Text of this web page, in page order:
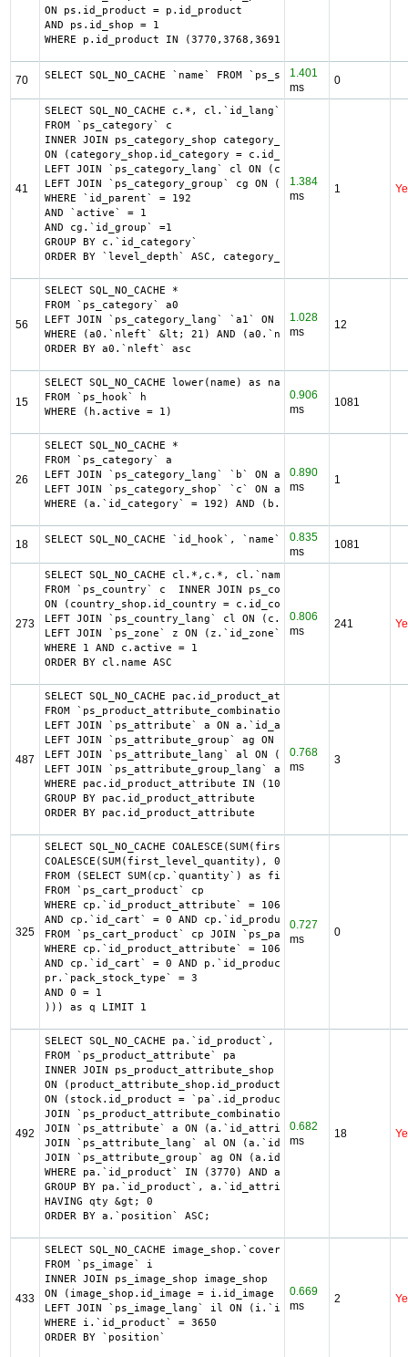
ON ps.id_product = p.id_product
AND ps.id_shop = 1
WHERE p.id_product IN
70 SELECT SQL_NO_CACHE `name` FROM `ps_supplier` WHERE
1.401
ms
0
41
SELECT SQL_NO_CACHE c.*, cl.`id_lang`,
FROM `ps_category` c
INNER JOIN ps_category_shop category_shop
ON (category_shop.id_category = c.id_category AND
LEFT JOIN `ps_category_lang` cl ON (c.`id_category` =
LEFT JOIN `ps_category_group` cg ON (cg.`id_category`
WHERE `id_parent` = 192
AND `active` = 1
AND cg.`id_group` =1
GROUP BY c.`id_category`
ORDER BY `level_depth` ASC, category_shop.`position` ASC
1.384
ms
1
56
SELECT SQL_NO_CACHE *
FROM `ps_category` a0
LEFT JOIN `ps_category_lang` `a1` ON (a0.`id_category`
WHERE (a0.`nleft` &lt; 21) AND (a0.`nright` &gt; 22)
ORDER BY a0.`nleft` asc
1.028
ms
12
15
SELECT SQL_NO_CACHE lower(name) as name
FROM `ps_hook` h
WHERE (h.active = 1)
0.906
ms
1081
26
SELECT SQL_NO_CACHE *
FROM `ps_category` a
LEFT JOIN `ps_category_lang` `b` ON a.`id_category` =
LEFT JOIN `ps_category_shop` `c` ON a.`id_category` =
WHERE (a.`id_category` = 192) AND (b.`id_shop` = 1)
0.890
ms
1
18 SELECT SQL_NO_CACHE `id_hook`, `name` FROM `ps_hook`
0.835
ms
1081
273
SELECT SQL_NO_CACHE cl.*,c.*, cl.`name` country,
FROM `ps_country` c  INNER JOIN ps_country_shop
ON (country_shop.id_country = c.id_country AND
LEFT JOIN `ps_country_lang` cl ON (c.`id_country` =
LEFT JOIN `ps_zone` z ON (z.`id_zone` = c.`id_zone`)
WHERE 1 AND c.active = 1
ORDER BY cl.name ASC
0.806
ms
241
487
SELECT SQL_NO_CACHE pac.id_product_attribute,
FROM `ps_product_attribute_combination` pac
LEFT JOIN `ps_attribute` a ON a.`id_attribute` =
LEFT JOIN `ps_attribute_group` ag ON
LEFT JOIN `ps_attribute_lang` al ON (a.`id_attribute`
LEFT JOIN `ps_attribute_group_lang` agl ON
WHERE pac.id_product_attribute IN (10963,10964,10965)
GROUP BY pac.id_product_attribute
ORDER BY pac.id_product_attribute
0.768
ms
3
325
SELECT SQL_NO_CACHE
COALESCE(SUM(first_level_quantity), 0) as quantity
FROM (SELECT SUM(cp.`quantity`) as
FROM `ps_cart_product` cp
WHERE cp.`id_product_attribute` = 10650
AND cp.`id_cart` = 0 AND cp.`id_product` = 3650
FROM `ps_cart_product` cp JOIN `ps_pack` p ON
WHERE cp.`id_product_attribute` = 10650
AND cp.`id_cart` = 0 AND p.`id_product_item` = 3650
pr.`pack_stock_type` = 3
AND 0 = 1
))) as q LIMIT 1
0.727
ms
0
492
SELECT SQL_NO_CACHE pa.`id_product`, a.`color`,
FROM `ps_product_attribute` pa
INNER JOIN ps_product_attribute_shop
ON (product_attribute_shop.id_product_attribute =
ON (stock.id_product = `pa`.id_product AND
JOIN `ps_product_attribute_combination` pac ON
JOIN `ps_attribute` a ON (a.`id_attribute` =
JOIN `ps_attribute_lang` al ON (a.`id_attribute` =
JOIN `ps_attribute_group` ag ON (a.id_attribute_group =
WHERE pa.`id_product` IN (3770) AND ag.`is_color_group`
GROUP BY pa.`id_product`, a.`id_attribute`, `group_by`
HAVING qty &gt; 0
ORDER BY a.`position` ASC;
0.682
ms
18
433
SELECT SQL_NO_CACHE image_shop.`cover`,
FROM `ps_image` i
INNER JOIN ps_image_shop image_shop
ON (image_shop.id_image = i.id_image AND
LEFT JOIN `ps_image_lang` il ON (i.`id_image` =
WHERE i.`id_product` = 3650
ORDER BY `position`
0.669
ms
2